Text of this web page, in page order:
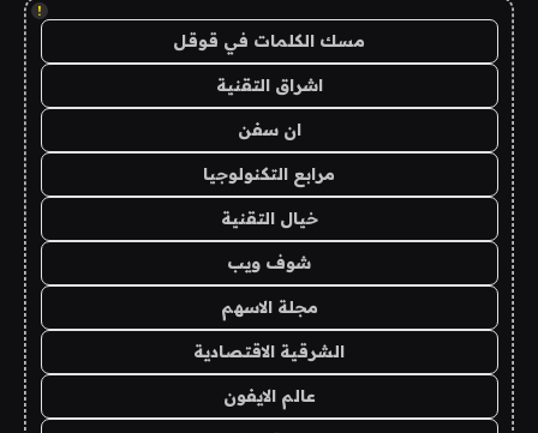
!
مسك الكلمات في قوقل
اشراق التقنية
ان سفن
مرابع التكنولوجيا
خيال التقنية
شوف ويب
مجلة الاسهم
الشرقية الاقتصادية
عالم الايفون